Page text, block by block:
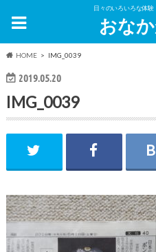
日々のいろいろな体
おな
HOME IMG_0039
2019.05.20
IMG_0039